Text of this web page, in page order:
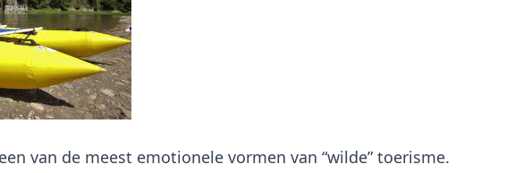
van de meest emotionele vormen van “wilde” toerisme.